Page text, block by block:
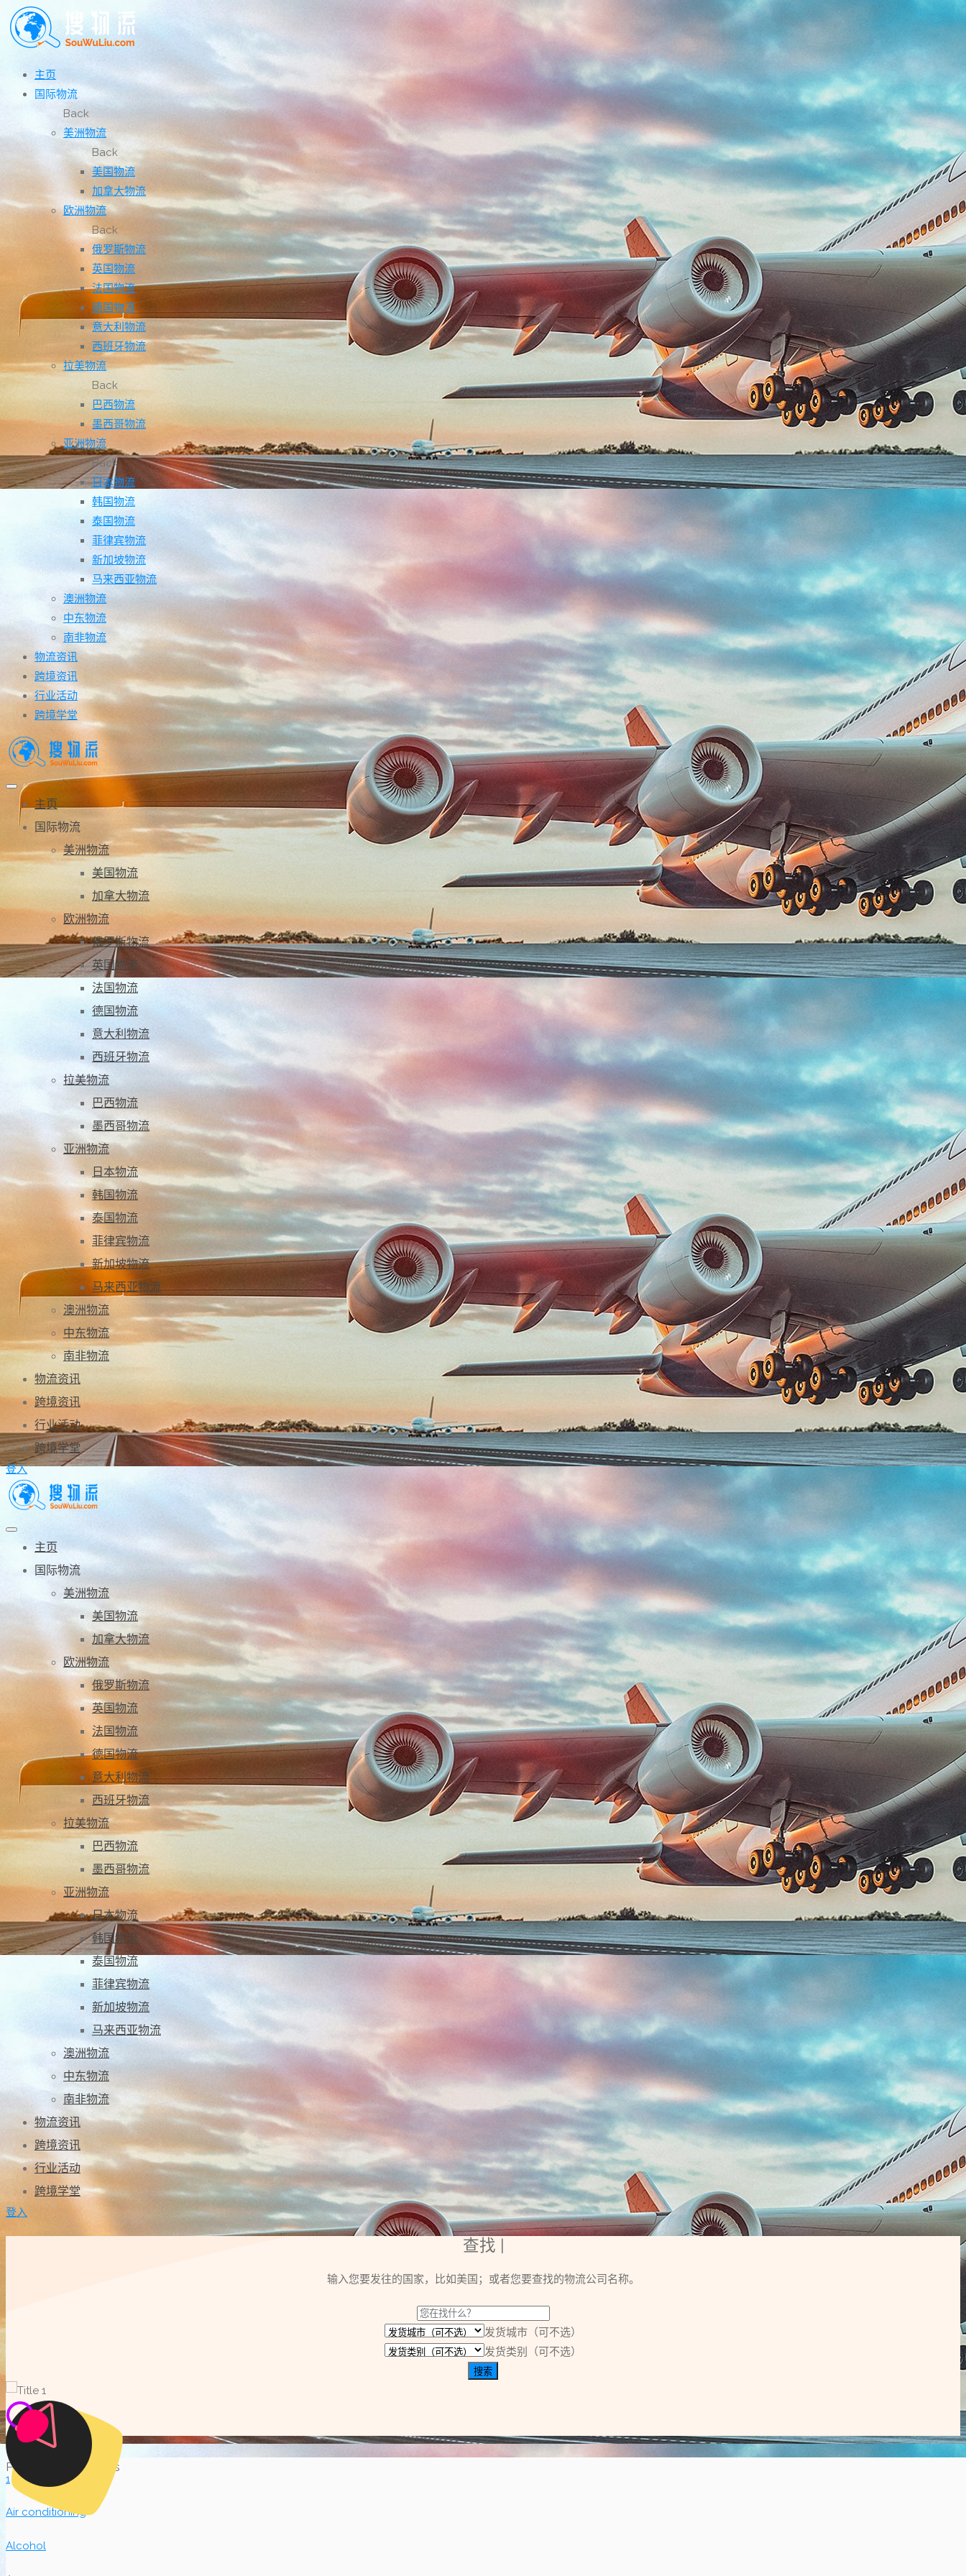
主页
国际物流
Back
美洲物流
Back
美国物流
加拿大物流
欧洲物流
Back
俄罗斯物流
英国物流
法国物流
德国物流
意大利物流
西班牙物流
拉美物流
Back
巴西物流
墨西哥物流
亚洲物流
Back
日本物流
韩国物流
泰国物流
菲律宾物流
新加坡物流
马来西亚物流
澳洲物流
中东物流
南非物流
物流资讯
跨境资讯
行业活动
跨境学堂
主页
国际物流
美洲物流
美国物流
加拿大物流
欧洲物流
俄罗斯物流
英国物流
法国物流
德国物流
意大利物流
西班牙物流
拉美物流
巴西物流
墨西哥物流
亚洲物流
日本物流
韩国物流
泰国物流
菲律宾物流
新加坡物流
马来西亚物流
澳洲物流
中东物流
南非物流
物流资讯
跨境资讯
行业活动
跨境学堂
登入
主页
国际物流
美洲物流
美国物流
加拿大物流
欧洲物流
俄罗斯物流
英国物流
法国物流
德国物流
意大利物流
西班牙物流
拉美物流
巴西物流
墨西哥物流
亚洲物流
日本物流
韩国物流
泰国物流
菲律宾物流
新加坡物流
马来西亚物流
澳洲物流
中东物流
南非物流
物流资讯
跨境资讯
行业活动
跨境学堂
登入
空运、海运、海外仓
输入您要发往的国家，比如美国；或者您要查找的物流公司名称。
发货城市（可不选）
发货类别（可不选）
搜索
Popular Categories
1
Air conditioning
Alcohol